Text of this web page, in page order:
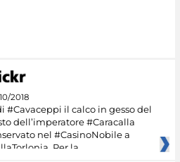
2018
#Cavaceppi il calco in gesso del
dell’imperatore #Caracalla
nel #CasinoNobile a
Per la